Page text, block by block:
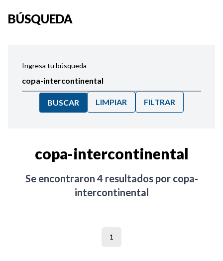
BÚSQUEDA
Ingresa tu búsqueda
BUSCAR LIMPIAR FILTRAR
copa-intercontinental
Se encontraron 4 resultados por copa-
intercontinental
1